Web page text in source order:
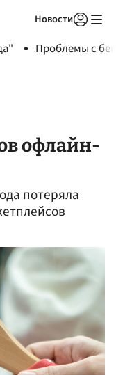
Новости
Проблемы с
офлайн-
потеряла